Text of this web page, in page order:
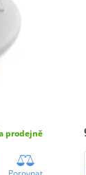
prodejně